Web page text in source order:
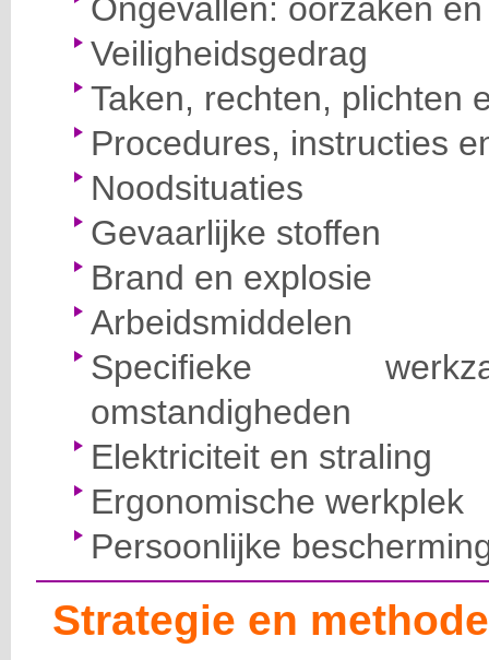
Ongevallen: oorzaken
Veiligheidsgedrag
Taken, rechten, plichten
Procedures, instructies
Noodsituaties
Gevaarlijke stoffen
Brand en explosie
Arbeidsmiddelen
Specifieke
omstandigheden
Elektriciteit en straling
Ergonomische werkplek
Persoonlijke
Strategie en